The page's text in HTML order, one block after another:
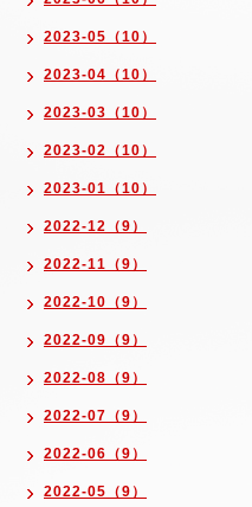
2023-05（10）
2023-04（10）
2023-03（10）
2023-02（10）
2023-01（10）
2022-12（9）
2022-11（9）
2022-10（9）
2022-09（9）
2022-08（9）
2022-07（9）
2022-06（9）
2022-05（9）